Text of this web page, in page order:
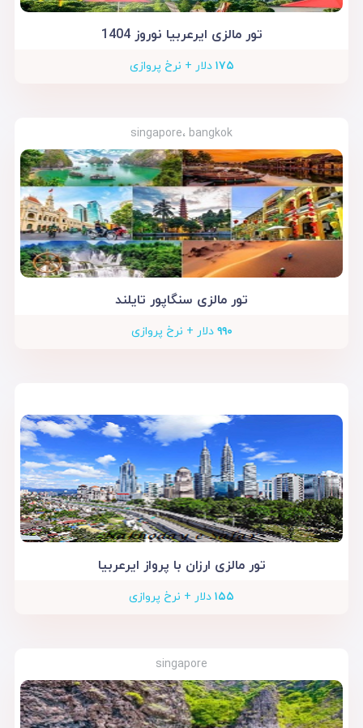
تور مالزی ایرعربیا نوروز 1404
۱۷۵ دلار + نرخ پروازی
singapore، bangkok
تور مالزی سنگاپور تایلند
۹۹۰ دلار + نرخ پروازی
تور مالزی ارزان با پرواز ایرعربیا
۱۵۵ دلار + نرخ پروازی
singapore